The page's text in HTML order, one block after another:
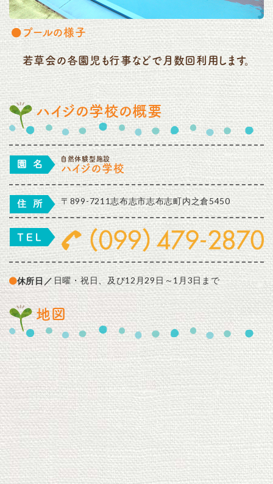
プールの様子
若草会の各園児も行事などで月数回利用します。
ハイジの学校の概要
自然体験型施設
ハイジの学校
〒899-7211志布志市志布志町内之倉5450
休所日／ 日曜・祝日、及び12月29日～1月3日まで
地図